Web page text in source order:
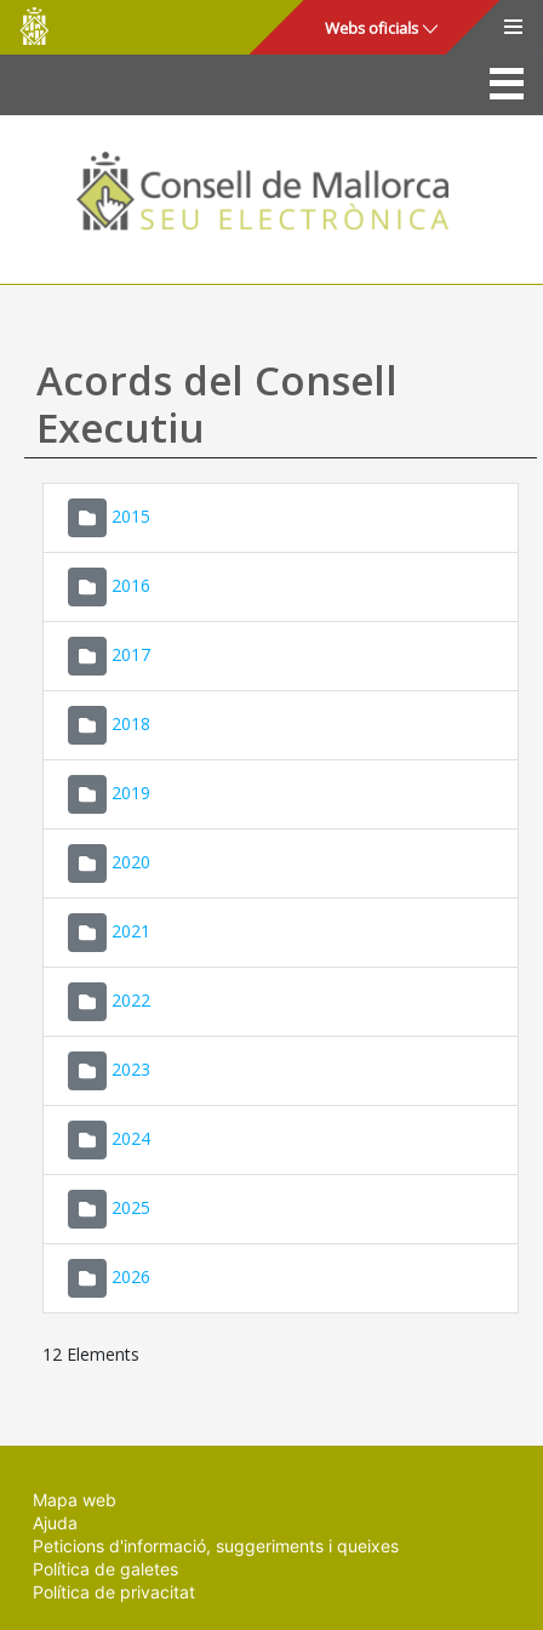
Salta al contingut principal
Consell
de
Mallorca
Webs oficials
La Seu
Consell de Mallorca
Accés i seguretat
Utilitats
Ajuda
Acords del Consell
Executiu
2015
2016
2017
2018
2019
2020
2021
2022
2023
2024
2025
2026
12 Elements
Mapa web
Ajuda
Peticions d'informació, suggeriments i queixes
Política de galetes
Política de privacitat